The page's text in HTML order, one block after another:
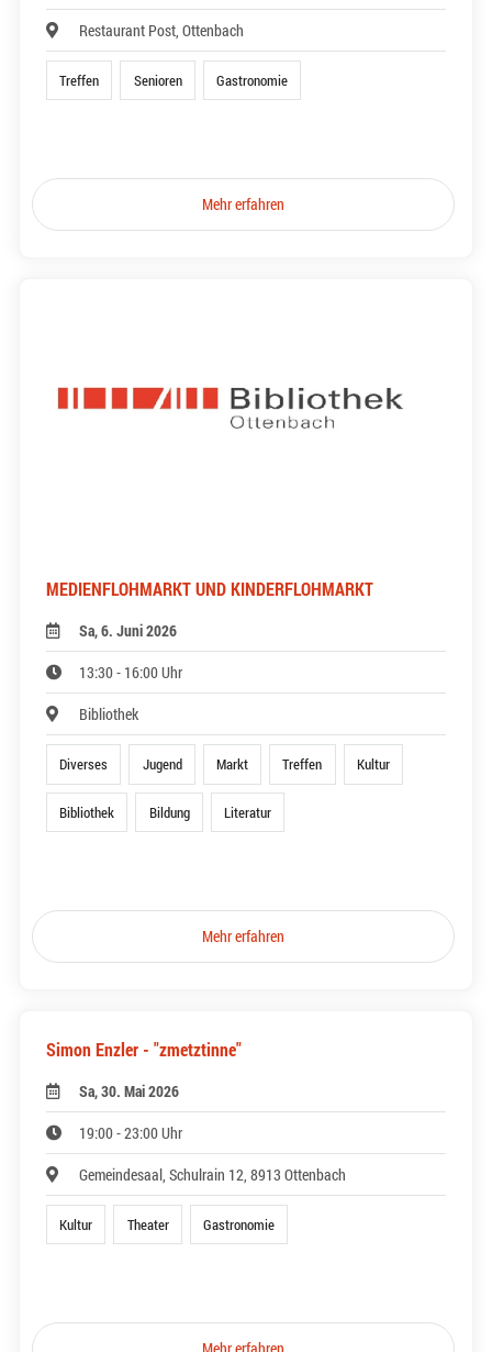
Restaurant Post, Ottenbach
Treffen Senioren Gastronomie
Mehr erfahren
MEDIENFLOHMARKT UND KINDERFLOHMARKT
Sa, 6. Juni 2026
13:30 - 16:00 Uhr
Bibliothek
Diverses Jugend Markt Treffen Kultur
Bibliothek Bildung Literatur
Mehr erfahren
Simon Enzler - "zmetztinne"
Sa, 30. Mai 2026
19:00 - 23:00 Uhr
Gemeindesaal, Schulrain 12, 8913 Ottenbach
Kultur Theater Gastronomie